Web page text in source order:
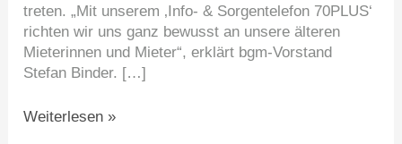
treten. „Mit unserem ‚Info- & Sorgentelefon 70PLUS‘
richten wir uns ganz bewusst an unsere älteren
Mieterinnen und Mieter“, erklärt bgm-Vorstand
Stefan Binder. […]
Weiterlesen »